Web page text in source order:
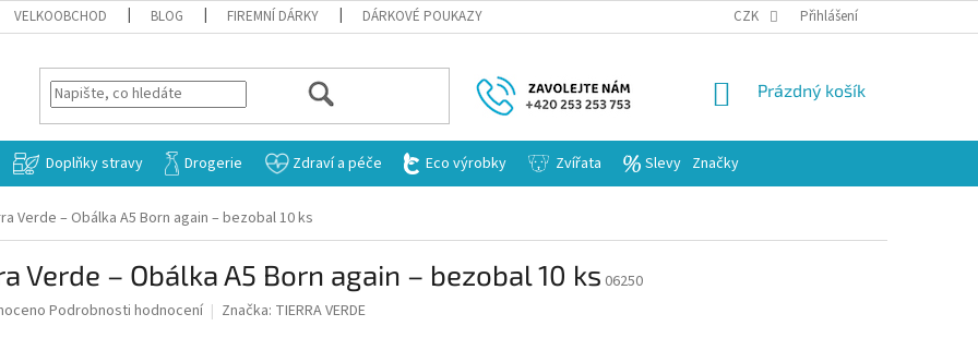
VELKOOBCHOD BLOG FIREMNÍ DÁRKY DÁRKOVÉ POUKAZY CZK Přihlášení
HLEDAT
NÁKUPNÍ
Prázdný košík
Doplňky stravy Drogerie Zdraví a péče Eco výrobky Zvířata Slevy Značky
Verde – Obálka A5 Born again – bezobal 10 ks
Verde – Obálka A5 Born again – bezobal 10 ks 06250
Podrobnosti hodnocení Značka: TIERRA VERDE